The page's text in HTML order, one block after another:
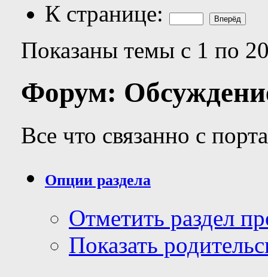
К странице:
Показаны темы с 1 по
Форум:
Все что связанно с
Опции раздела
Отметить раздел
Показать